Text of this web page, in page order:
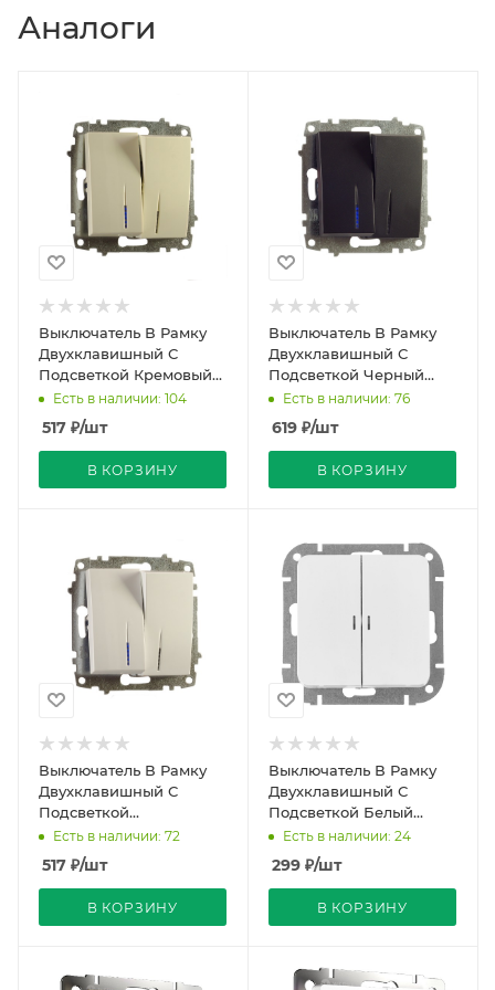
Аналоги
Выключатель В Рамку
Двухклавишный С
Подсветкой Кремовый
IP20 10А 250В Zena Vega
Есть в наличии: 104
517 ₽/шт
В КОРЗИНУ
Выключатель В Рамку
Двухклавишный С
Подсветкой Черный
матовый IP20 10А 250В
Zena Vega El-BI
Есть в наличии: 76
619 ₽/шт
В КОРЗИНУ
Выключатель В Рамку
Двухклавишный С
Подсветкой
Белоснежный IP20 10А
250В Zena Vega El-BI
Есть в наличии: 72
517 ₽/шт
В КОРЗИНУ
Выключатель В Рамку
Двухклавишный С
Подсветкой Белый
глянцевый IP20 10А
Есть в наличии: 24
299 ₽/шт
В КОРЗИНУ